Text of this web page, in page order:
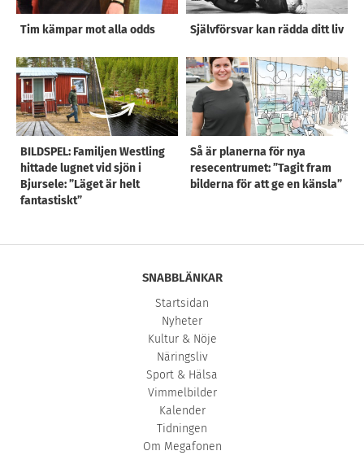
Tim kämpar mot alla odds Självförsvar kan rädda ditt liv
BILDSPEL: Familjen Westling
hittade lugnet vid sjön i
Bjursele: ”Läget är helt
fantastiskt”
Så är planerna för nya
resecentrumet: ”Tagit fram
bilderna för att ge en känsla”
SNABBLÄNKAR
Startsidan
Nyheter
Kultur & Nöje
Näringsliv
Sport & Hälsa
Vimmelbilder
Kalender
Tidningen
Om Megafonen